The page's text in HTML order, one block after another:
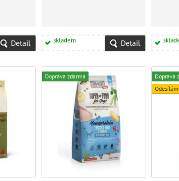
Detail skladem Detail
Doprava zdarma
Doprava